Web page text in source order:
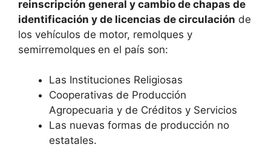
reinscripción general y cambio de chapas de
identificación y de licencias de circulación de
los vehículos de motor, remolques y
semirremolques en el país son:
Las Instituciones Religiosas
Cooperativas de Producción
Agropecuaria y de Créditos y Servicios
Las nuevas formas de producción no
estatales.